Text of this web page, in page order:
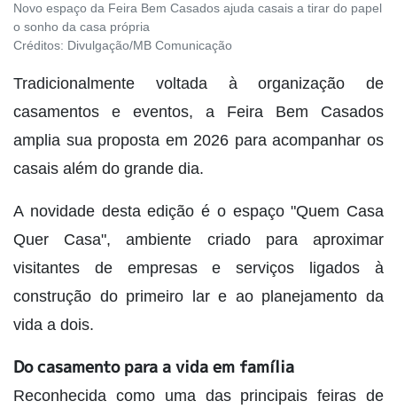
Novo espaço da Feira Bem Casados ajuda casais a tirar do papel
o sonho da casa própria
Créditos: Divulgação/MB Comunicação
Tradicionalmente voltada à organização de
casamentos e eventos, a Feira Bem Casados
amplia sua proposta em 2026 para acompanhar os
casais além do grande dia.
A novidade desta edição é o espaço "Quem Casa
Quer Casa", ambiente criado para aproximar
visitantes de empresas e serviços ligados à
construção do primeiro lar e ao planejamento da
vida a dois.
Do casamento para a vida em família
Reconhecida como uma das principais feiras de